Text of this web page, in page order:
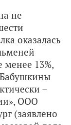
не
оказалась
менее 13%,
–
ООО
(заявлено